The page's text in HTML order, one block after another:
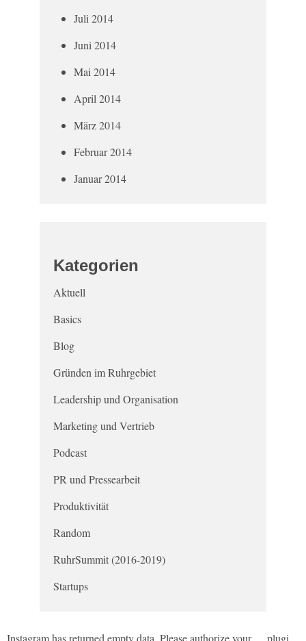
Juli 2014
Juni 2014
Mai 2014
April 2014
März 2014
Februar 2014
Januar 2014
Kategorien
Aktuell
Basics
Blog
Gründen im Ruhrgebiet
Leadership und Organisation
Marketing und Vertrieb
Podcast
PR und Pressearbeit
Produktivität
Random
RuhrSummit (2016-2019)
Startups
Instagram has returned empty data. Please authorize your plugin